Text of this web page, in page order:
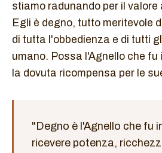
stiamo radunando per il valore
Egli è degno, tutto meritevole
di tutta l'obbedienza e di tutti
umano. Possa l'Agnello che fu
la dovuta ricompensa per le
"Degno è l'Agnello che fu
ricevere potenza,